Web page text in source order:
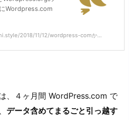
Wordpress.com
2018/11/12/wordpress-comか...
、４ヶ月間 WordPress.com で
データ含めてまるごと引っ越す